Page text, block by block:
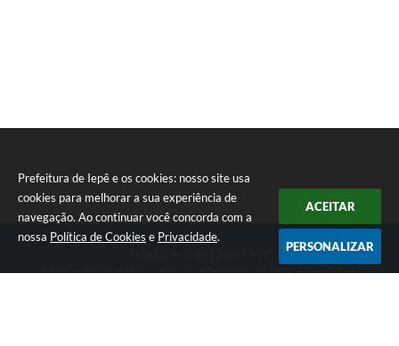
Prefeitura de Iepê e os cookies: nosso site usa
cookies para melhorar a sua experiência de
navegação. Ao continuar você concorda com a
nossa Política de Cookies e Privacidade.
ACEITAR
PERSONALIZAR
Endereço: Rua Minas Gerais, 274 Centro | CEP: 19640-015